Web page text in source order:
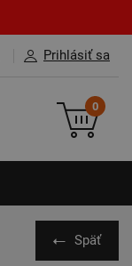
Prihlásiť sa
0
Späť